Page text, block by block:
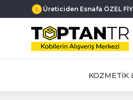
Üreticiden Esnafa ÖZEL
KOZMETİK